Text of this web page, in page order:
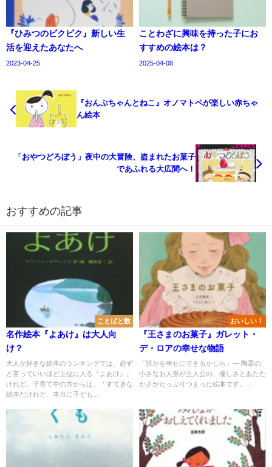
『ひみつのビクビク』新しい生
活を迎えたあなたへ
2023-04-25
ことわざに興味を持った子にお
すすめの絵本は？
2025-04-08
『おんぷちゃんとねこ』オノマトペが楽しい赤ちゃ
ん絵本
「おやつどろぼう」夜中の大冒険、盗まれたお菓子
であふれる大広間へ！
おすすめの記事
ことばと数
名作絵本『よあけ』は大人向
け？
大人が好きな絵本のランキングでは、必ず
と言っていいほど上位に入る『よあけ』。
けれど、子育て中の方からは、「すてきな
絵本だけれど、本当に子ども...
おいしい！
『王さまのお菓子』ガレット・
デ・ロアの幸せな物語
「誰かを幸せにできるかしら」― 陶器の
小さなお人形が主人公の、優しさとあたた
かさがたっぷりつまった絵本です。...